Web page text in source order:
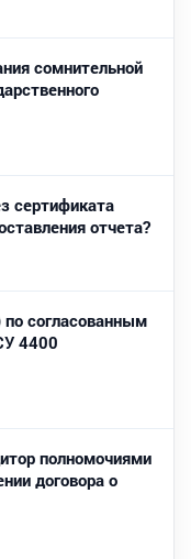
сомнительной
сертификата
отчета?
согласованным
4400
полномочиями
договора о